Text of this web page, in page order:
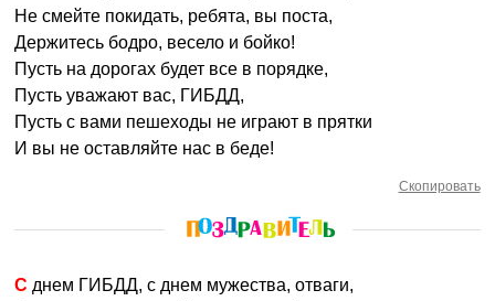
Не смейте покидать, ребята, вы поста,
Держитесь бодро, весело и бойко!
Пусть на дорогах будет все в порядке,
Пусть уважают вас, ГИБДД,
Пусть с вами пешеходы не играют в прятки
И вы не оставляйте нас в беде!
Скопировать
С днем ГИБДД, с днем мужества, отваги,